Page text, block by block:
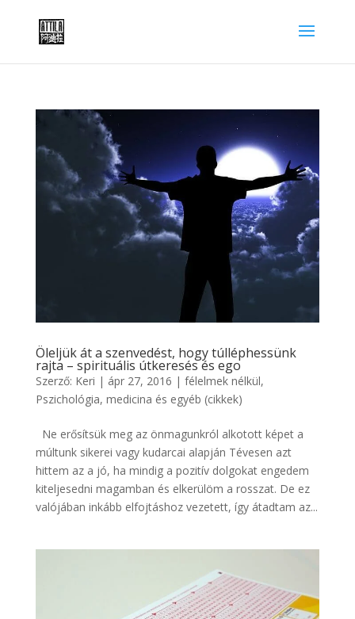
Öleljük át a szenvedést, hogy túlléphessünk
rajta – spirituális útkeresés és ego
Szerző: Keri | ápr 27, 2016 | félelmek nélkül,
Pszichológia, medicina és egyéb (cikkek)
Ne erősítsük meg az önmagunkról alkotott képet a
múltunk sikerei vagy kudarcai alapján Tévesen azt
hittem az a jó, ha mindig a pozitív dolgokat engedem
kiteljesedni magamban és elkerülöm a rosszat. De ez
valójában inkább elfojtáshoz vezetett, így átadtam az...